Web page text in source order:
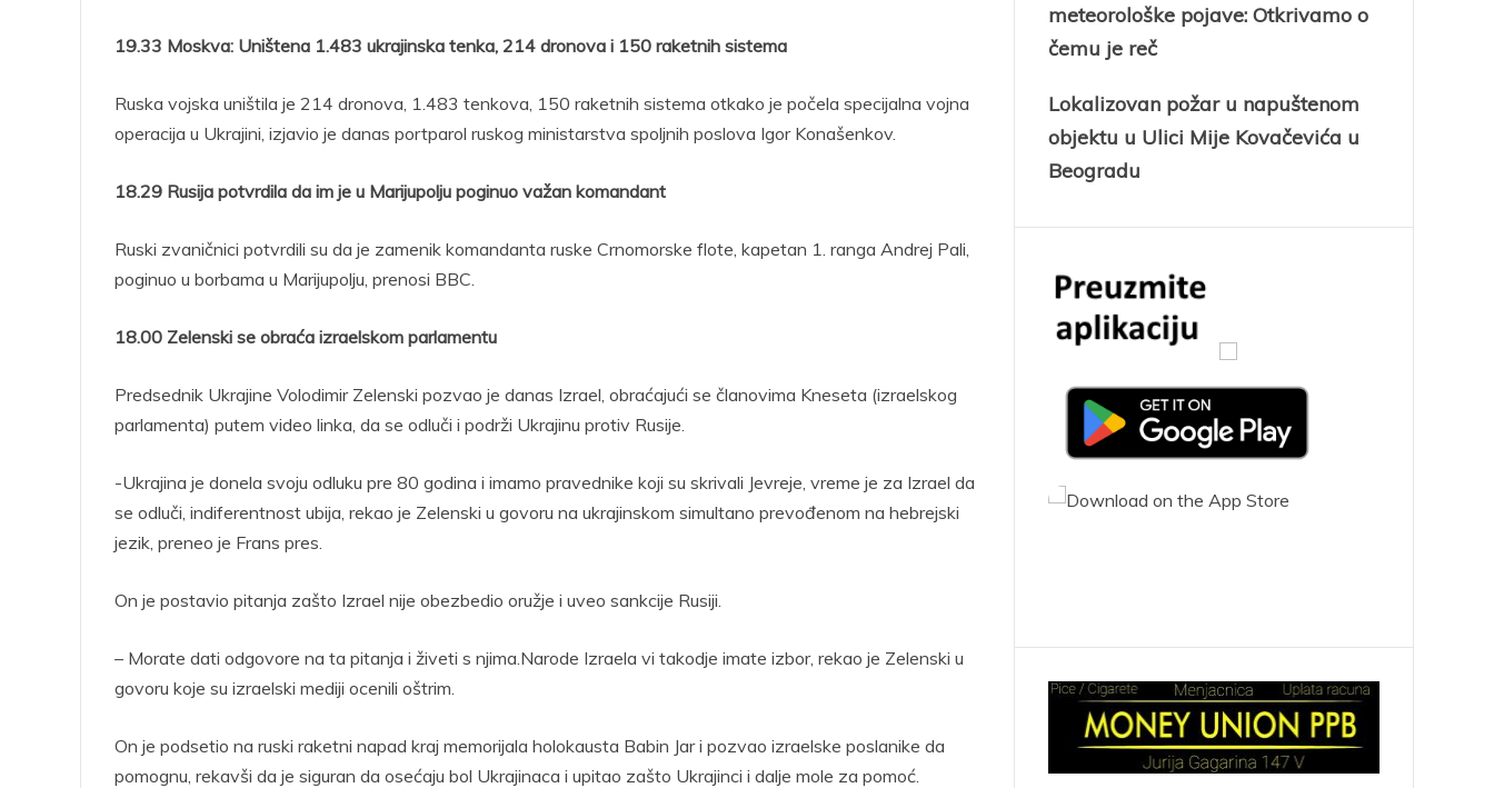
19.33 Moskva: Uništena 1.483 ukrajinska tenka, 214 dronova i 150 raketnih sistema
Ruska vojska uništila je 214 dronova, 1.483 tenkova, 150 raketnih sistema otkako je počela specijalna vojna
operacija u Ukrajini, izjavio je danas portparol ruskog ministarstva spoljnih poslova Igor Konašenkov.
18.29 Rusija potvrdila da im je u Marijupolju poginuo važan komandant
Ruski zvaničnici potvrdili su da je zamenik komandanta ruske Crnomorske flote, kapetan 1. ranga Andrej Pali,
poginuo u borbama u Marijupolju, prenosi BBC.
18.00 Zelenski se obraća izraelskom parlamentu
Predsednik Ukrajine Volodimir Zelenski pozvao je danas Izrael, obraćajući se članovima Kneseta (izraelskog
parlamenta) putem video linka, da se odluči i podrži Ukrajinu protiv Rusije.
-Ukrajina je donela svoju odluku pre 80 godina i imamo pravednike koji su skrivali Jevreje, vreme je za Izrael da
se odluči, indiferentnost ubija, rekao je Zelenski u govoru na ukrajinskom simultano prevođenom na hebrejski
jezik, preneo je Frans pres.
On je postavio pitanja zašto Izrael nije obezbedio oružje i uveo sankcije Rusiji.
– Morate dati odgovore na ta pitanja i živeti s njima.Narode Izraela vi takodje imate izbor, rekao je Zelenski u
govoru koje su izraelski mediji ocenili oštrim.
On je podsetio na ruski raketni napad kraj memorijala holokausta Babin Jar i pozvao izraelske poslanike da
pomognu, rekavši da je siguran da osećaju bol Ukrajinaca i upitao zašto Ukrajinci i dalje mole za pomoć.
meteorološke pojave: Otkrivamo o
čemu je reč
Lokalizovan požar u napuštenom
objektu u Ulici Mije Kovačevića u
Beogradu